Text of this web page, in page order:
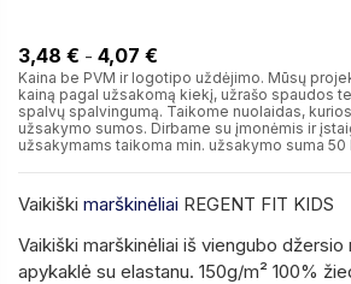
3,48 € - 4,07 €
Kaina be PVM ir logotipo uždėjimo. Mūsų
kainą pagal užsakomą kiekį, užrašo spaudos
spalvų spalvingumą. Taikome nuolaidas,
užsakymo sumos. Dirbame su įmonėmis ir
užsakymams taikoma min. užsakymo suma 50
Vaikiški marškinėliai REGENT FIT KIDS
Vaikiški marškinėliai iš viengubo džersio
apykaklė su elastanu. 150g/m² 100%